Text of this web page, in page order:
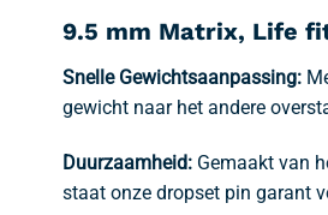
9.5 mm Matrix, Life
Snelle Gewichtsaanpassing:
gewicht naar het andere
Duurzaamheid: Gemaakt van
staat onze dropset pin garant